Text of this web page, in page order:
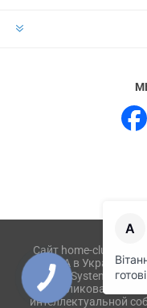
Сайт home-
IKEA в Украине и
Systems B.V.
опубликованные
интеллектуальной